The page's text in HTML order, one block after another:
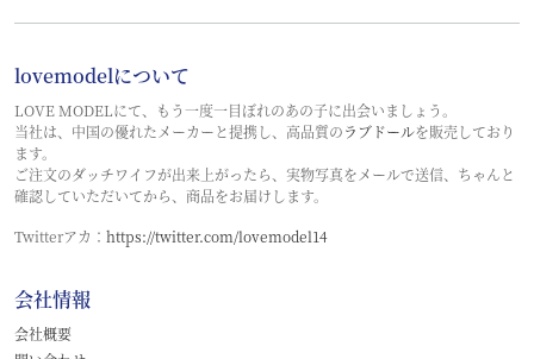
lovemodelについて
LOVE MODELにて、もう一度一目ぼれのあの子に出会いましょう。
当社は、中国の優れたメーカーと提携し、高品質のラブドールを販売しており
ます。
ご注文のダッチワイフが出来上がったら、実物写真をメールで送信、ちゃんと
確認していただいてから、商品をお届けします。
Twitterアカ： https://twitter.com/lovemodel14
会社情報
会社概要